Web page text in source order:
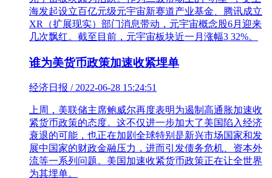
海发起设立百亿元级元宇宙新赛道产业基金、腾讯成立
XR（扩展现实）部门消息带动，元宇宙概念股6月迎来
几次飘红。截至目前，元宇宙板块近一月涨幅3 32%。
谁为美货币政策加速收紧埋单
经济日报 / 2022-06-28 15:24:51
上周，美联储主席鲍威尔再度表明为遏制高通胀加速收
紧货币政策的态度。这不仅进一步加大了美国陷入经济
衰退的可能，也正在加剧全球特别是新兴市场国家和发
展中国家的财政金融压力，进而引发债务危机、资本外
流等一系列问题。美国加速收紧货币政策正在让全世界
为其埋单。